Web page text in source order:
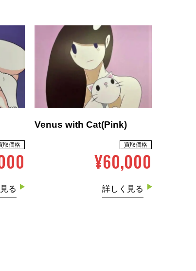
取価格
る
Venus with Cat(Pink)
買取価格
¥60,000
詳しく見る